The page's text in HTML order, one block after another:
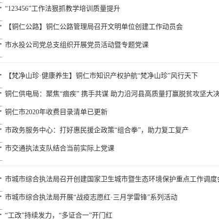
“123456”工作法狠抓教学培训质量提升
【铜仁公路】铜仁公路管理局召开文明单位创建工作动员会
市水投公司党总支组织开展党员活动暨专题党课
【梵净山珍·健康养生】铜仁市知识产权护航“梵净山珍”风行天下
铜仁供电局：聚焦“痼疾” 携手共谋 助力沿河县高质量打赢脱贫攻坚大
铜仁市2020年收费目录清单已更新
市政务服务中心：打好惠民援企政策“组合拳”，助力复工复产
市交通执法支队结合当前实际上党课
市城市综合执法局召开创建国家卫生城市暨生态环境保护重点工作调度
市城市综合执法局开展“战疫志愿红·三月学雷锋”系列活动
“工改”持续发力，“多证合一”开门红